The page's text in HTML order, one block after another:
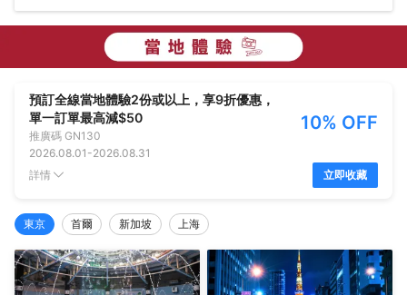
預訂全線當地體驗2份或以上，享9折優惠，
單一訂單最高減$50
推廣碼 GN130
2026.08.01 -2026.08.31
10% OFF
詳情 立即收藏
東京 首爾 新加坡 上海